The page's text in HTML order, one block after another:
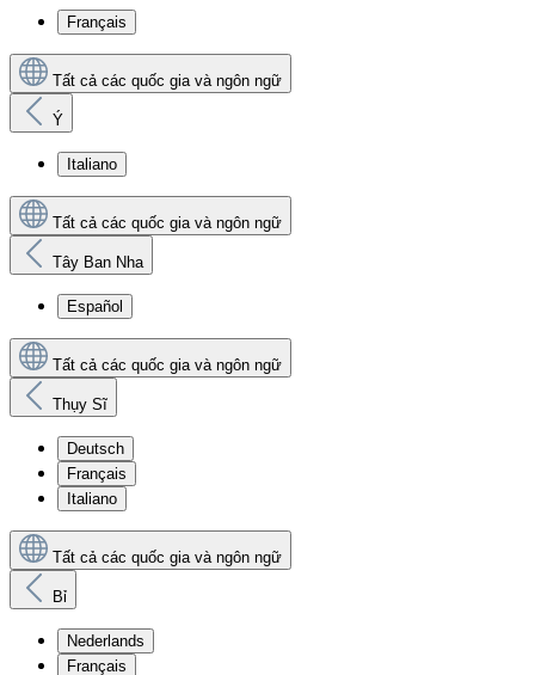
Français
Tất cả các quốc gia và ngôn ngữ
Ý
Italiano
Tất cả các quốc gia và ngôn ngữ
Tây Ban Nha
Español
Tất cả các quốc gia và ngôn ngữ
Thụy Sĩ
Deutsch
Français
Italiano
Tất cả các quốc gia và ngôn ngữ
Bỉ
Nederlands
Français